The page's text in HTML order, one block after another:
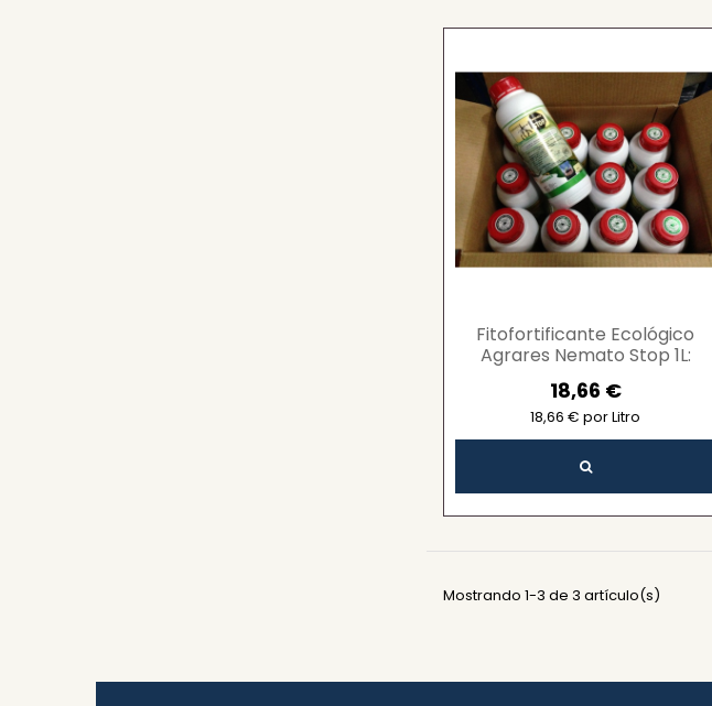
Fitofortificante Ecológico
Agrares Nemato Stop 1L:
Combate Nematodos y
Fortalece Cultivos
18,66 €
18,66 € por Litro
Mostrando 1-3 de 3 artículo(s)